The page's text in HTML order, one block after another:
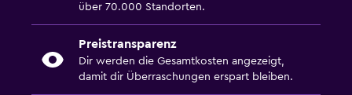
über 70.000 Standorten.
Preistransparenz
Dir werden die Gesamtkosten angezeigt,
damit dir Überraschungen erspart bleiben.